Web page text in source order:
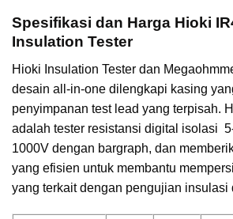
Spesifikasi dan Harga Hioki
Insulation Tester
Hioki Insulation Tester dan
desain all-in-one dilengkapi kasing
penyimpanan test lead yang terpisah.
adalah tester resistansi digital isolasi
1000V dengan bargraph, dan
yang efisien untuk membantu
yang terkait dengan pengujian insulasi